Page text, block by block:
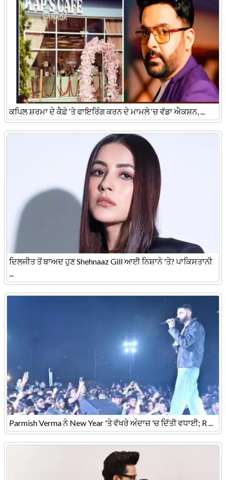
ਕਪਿਲ ਸ਼ਰਮਾ ਦੇ ਕੈਫ਼ੇ ‘ਤੇ ਫਾਇਰਿੰਗ ਕਰਨ ਦੇ ਮਾਮਲੇ ‘ਚ ਵੱਡਾ ਐਕਸ਼ਨ, ...
ਦਿਲਜੀਤ ਤੋਂ ਬਾਅਦ ਹੁਣ Shehnaaz Gill ਆਈ ਨਿਸ਼ਾਨੇ 'ਤੇ? ਪਾਕਿਸਤਾਨੀ
Parmish Verma ਨੇ New Year 'ਤੇ ਵੱਖਰੇ ਅੰਦਾਜ਼ 'ਚ ਦਿੱਤੀ ਵਧਾਈ; R ...